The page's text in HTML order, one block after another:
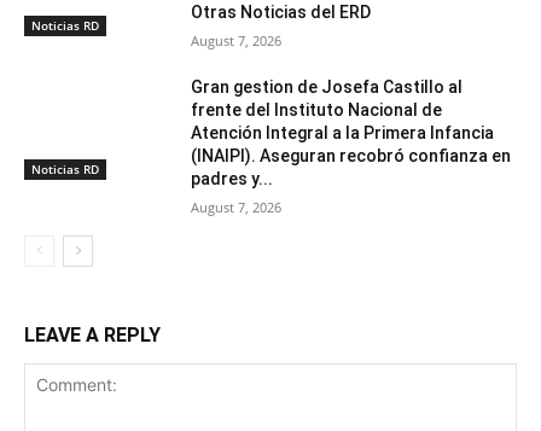
Noticias RD
Otras Noticias del ERD
August 7, 2026
Noticias RD
Gran gestion de Josefa Castillo al
frente del Instituto Nacional de
Atención Integral a la Primera Infancia
(INAIPI). Aseguran recobró confianza en
padres y...
August 7, 2026
LEAVE A REPLY